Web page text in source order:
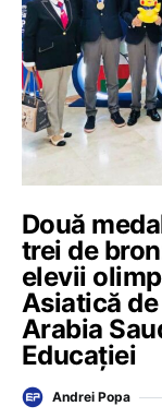
Două
trei de
elevii
Asiatică
Arabia
Educației
Andrei Popa